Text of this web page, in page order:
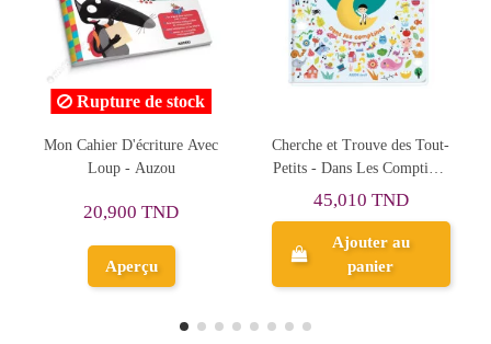
Cherche et Trouve des Tout-
Petits - Dans Les Comptines
Ajouter au
panier
Cherche et Trouve des Tout-
Petits - Les Dinosaures -
Auzou Eveil
45,010 TND
Ajouter au
panier